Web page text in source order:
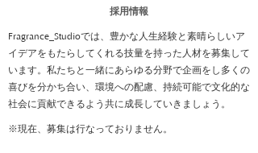
​採用情報
Fragrance_Studioでは、豊かな人生経験と素晴らしいア
イデアをもたらしてくれる技量を持った人材を募集して
います。私たちと一緒にあらゆる分野で企画をし多くの
喜びを分かち合い、環境への配慮、持続可能で文化的な
社会に貢献できるよう共に成長していきましょう。
​※現在、募集は行なっておりません。